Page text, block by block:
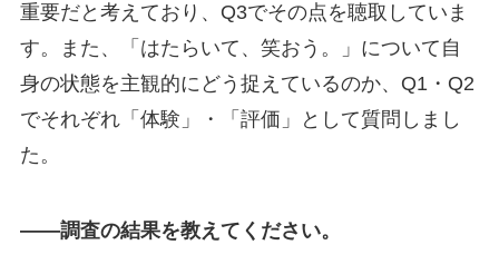
重要だと考えており、Q3でその点を聴取していま
す。また、「はたらいて、笑おう。」について自
身の状態を主観的にどう捉えているのか、Q1・Q2
でそれぞれ「体験」・「評価」として質問しまし
た。
――調査の結果を教えてください。